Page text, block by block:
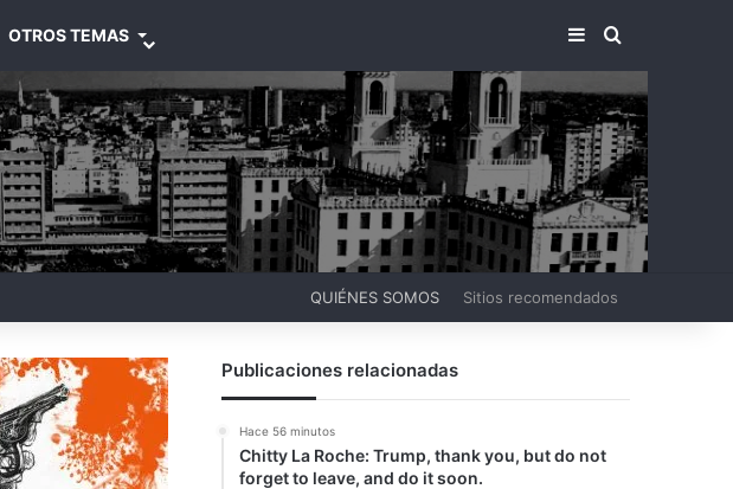
OTROS TEMAS BARRA LATERAL
BUSCAR
QUIÉNES SOMOS Sitios recomendados
Publicaciones relacionadas
Hace 56 minutos
Chitty La Roche: Trump, thank you, but do not
forget to leave, and do it soon.